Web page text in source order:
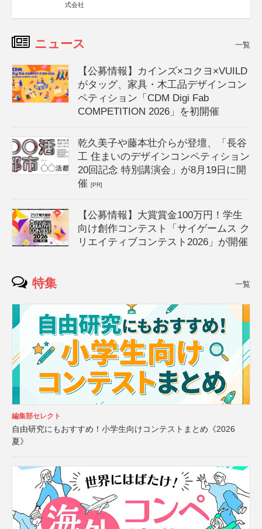
式会社
ニュース 一覧
【公募情報】カインズ×コクヨ×VUILD
がタッグ、家具・木工品デザインコン
ペティション「CDM Digi Fab
COMPETITION 2026」を初開催
乾久美子や藤本壮介らが登壇、「長谷
工 住まいのデザインコンペティション
20回記念 特別講演会」が8月19日に開
催[PR]
【公募情報】大賞賞金100万円！学生
向け創作コンテスト「サイゲームス ク
リエイティブコンテスト2026」が開催
特集 一覧
編集部セレクト
自由研究にもおすすめ！小学生向けコンテストまとめ《2026
夏》